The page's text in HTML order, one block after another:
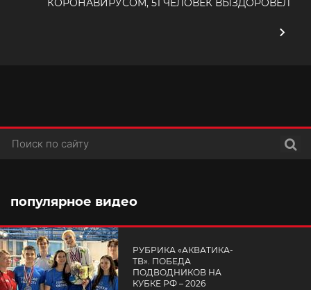
КОРОНАВИРУСОМ, 51 ЧЕЛОВЕК ВЫЗДОРОВЕЛ
популярное видео
РУБРИКА «АКВАТИКА-
TВ». ПОБЕДА
ПОДВОДНИКОВ НА
КУБКЕ РФ – 2026